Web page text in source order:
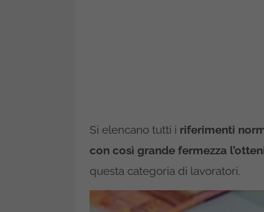
Si elencano tutti i riferimenti
con così grande fermezza
questa categoria di lavoratori.